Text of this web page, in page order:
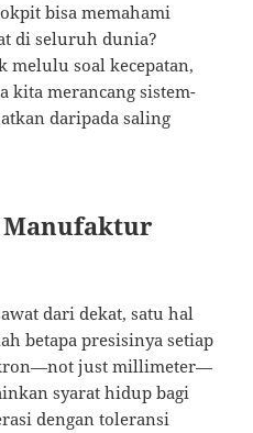
bisa memahami
di seluruh dunia?
melulu soal kecepatan,
kita merancang sistem-
daripada saling
Manufaktur
dari dekat, satu hal
betapa presisinya setiap
just millimeter—
syarat hidup bagi
dengan toleransi